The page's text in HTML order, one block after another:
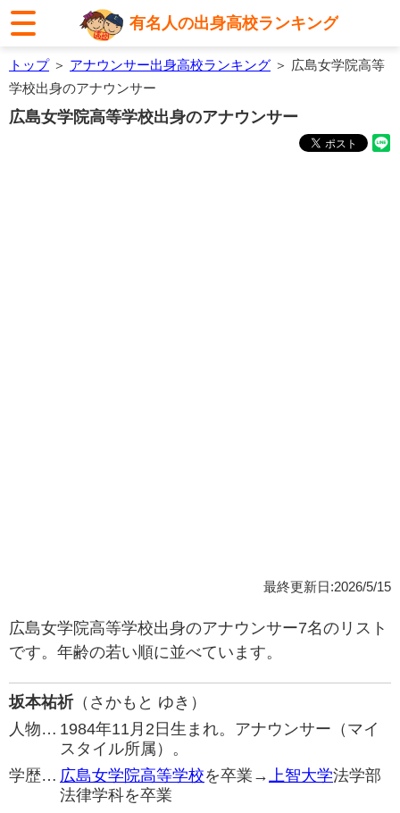
有名人の出身高校ランキング
トップ＞ アナウンサー出身高校ランキング ＞ 広島女学院高等
学校出身のアナウンサー
広島女学院高等学校出身のアナウンサー
最終更新日:2026/5/15
広島女学院高等学校出身のアナウンサー7名のリスト
です。年齢の若い順に並べています。
坂本祐祈（さかもと ゆき）
人物… 1984年11月2日生まれ。アナウンサー（マイ
スタイル所属）。
学歴… 広島女学院高等学校を卒業→上智大学法学部
法律学科を卒業